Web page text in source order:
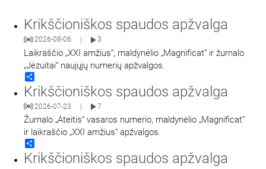
Krikščioniškos spaudos apžvalga
2026-08-06 3
Laikraščio „XXI amžius“, maldynėlio „Magnificat“ ir žurnalo
„Jėzuitai“ naujųjų numerių apžvalgos.
Krikščioniškos spaudos apžvalga
2026-07-23 7
Žurnalo „Ateitis“ vasaros numerio, maldynėlio „Magnificat“
ir laikraščio „XXI amžius“ apžvalgos.
Krikščioniškos spaudos apžvalga